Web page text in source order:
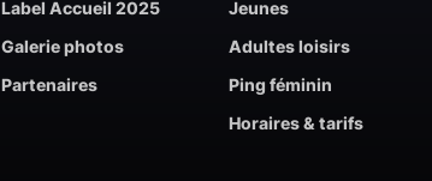
Label Accueil 2025
Galerie photos
Partenaires
Jeunes
Adultes loisirs
Ping féminin
Horaires & tarifs